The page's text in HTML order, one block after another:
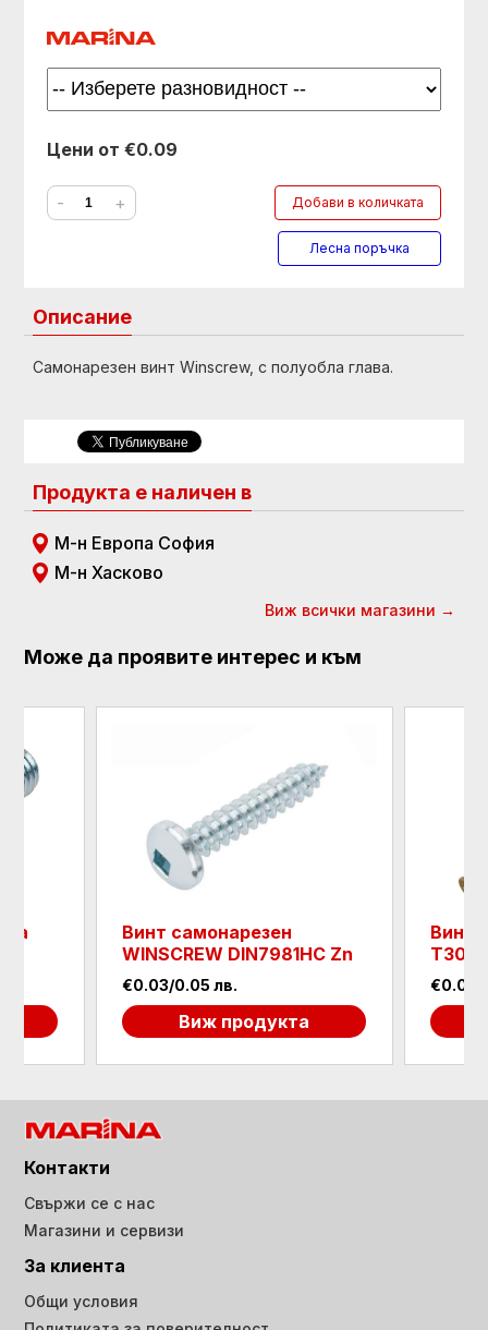
Цени от €0.09
- + Добави в количката
Лесна поръчка
Описание
Самонарезен винт Winscrew, с полуобла глава.
Продукта е наличен в
М-н Европа София
М-н Хасково
Виж всички магазини →
Може да проявите интерес и към
Винт самонарезен
WINSCREW DIN7981HC Zn
€0.03/0.05 лв.
Виж продукта
Винт
Т30
€0.09/
Контакти
Свържи се с нас
Магазини и сервизи
За клиента
Общи условия